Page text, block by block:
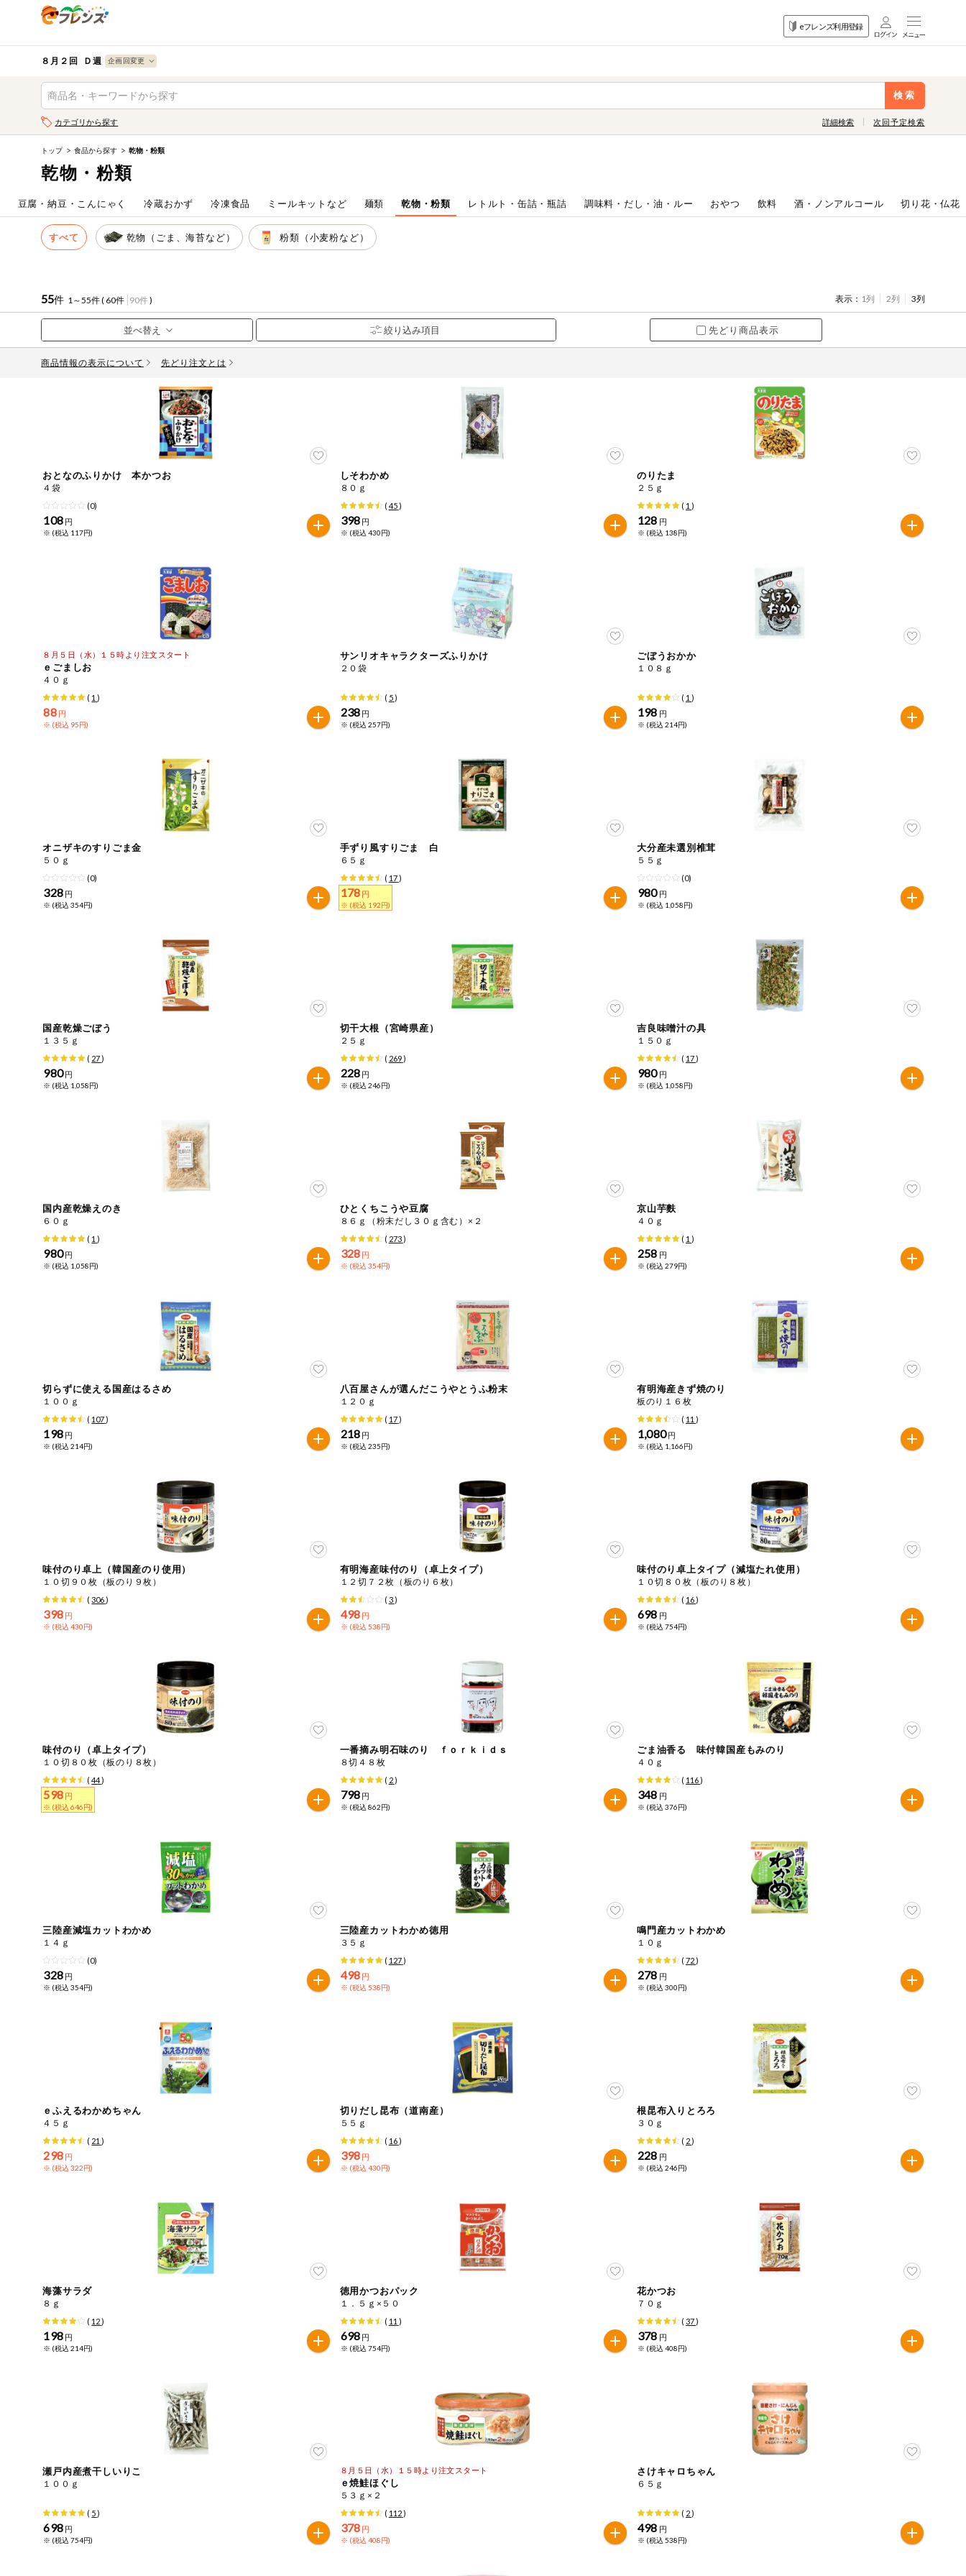
eフレンズ利用登録
ログイン
生協加入はこちら
登録から開始まで
注文番号注文
お気に入り注文
注文履歴注文
人気カテゴリ
食品から探す
自動注文システム登録
自動注文システム登録を修正する
くらしの定番品（毎週企画）
専門ショップサイト
パルコープ・よどがわ生協のサービス
パルコープ・よどがわ生協の情報サイト
アプリのダウンロード
PC版サイトを表示
８月２回 Ｄ週
検索
果物
肉・ハム・ソ
ーセージ
魚介・加工品
米・雑穀など
パン・ジャム
豆腐・納豆・
こんにゃく
麺類
おやつ
飲料
衛生・生理用
キッチン用品
コスメ＆ボデ
ィケア
ベビー
先着限定企画
スマート・ワ
ン注文
今週の新登場
よりどりでお
トク
かんたん調理
ミールキット
オーガニック
ベビー・キッ
ズ関連
健康志向食品
推しコープ
果物すべて
カテゴリから探す 詳細検索
検索条件を指定してください。全項目に条件を指定しなくても検索できます。
キーワード
キーワードをすべて含む
いずれかのキーワードを含む
メーカー名
カテゴリ
特定原材料と特定原材料に準ずるものが含まれていない商品を検索できます。
特定原材料
小麦 落花生 えび
あわび カシューナッツ ごま
ゼラチン マカダミアナッツ もも
アレルゲン情報は、商品企画時の情報のため、ご使用前には必ず商品パッケージの表示をご確認ください。
特定原材料に準ずるものは、お取引先から情報提供のあった範囲でのお知らせです。
次回予定検索
トップ 食品から探す 乾物・粉類
乾物・粉類
豆腐・納豆・こんにゃく 冷蔵おかず 冷凍食品 ミールキットなど 麺類 乾物・粉類 レトルト・缶詰・瓶詰 調味料・だし・油・ルー おやつ 飲料 酒・ノンアルコール 切り花・仏花
すべて 乾物（ごま、海苔など） 粉類（小麦粉など）
55件 1～55件 ( 60件 90件) 表示： 1列 2列 3列
先どり商品表示
商品情報の表示について 先どり注文とは
おとなのふりかけ 本かつお
４袋
(0)
108 円
※ (税込 117円)
しそわかめ
８０ｇ
( 45)
398 円
※ (税込 430円)
のりたま
２５ｇ
( 1 )
128 円
※ (税込 138円)
８月５日（水）１５時より注文スタート
ｅごましお
４０ｇ
( 1 )
88 円
※ (税込 95円)
サンリオキャラクターズふりかけ
２０袋
( 5)
238 円
※ (税込 257円)
ごぼうおかか
１０８ｇ
( 1 )
198 円
※ (税込 214円)
オニザキのすりごま金
５０ｇ
(0)
328 円
※ (税込 354円)
手ずり風すりごま 白
６５ｇ
( 17)
178 円
※ (税込 192円)
大分産未選別椎茸
５５ｇ
(0)
980 円
※ (税込 1,058円)
国産乾燥ごぼう
１３５ｇ
( 27)
980 円
※ (税込 1,058円)
切干大根（宮崎県産）
２５ｇ
( 269)
228 円
※ (税込 246円)
吉良味噌汁の具
１５０ｇ
( 17)
980 円
※ (税込 1,058円)
国内産乾燥えのき
６０ｇ
( 1 )
980 円
※ (税込 1,058円)
ひとくちこうや豆腐
８６ｇ（粉末だし３０ｇ含む）×２
( 273)
328 円
※ (税込 354円)
京山芋麩
４０ｇ
( 1 )
258 円
※ (税込 279円)
切らずに使える国産はるさめ
１００ｇ
( 107)
198 円
※ (税込 214円)
八百屋さんが選んだこうやとうふ粉末
１２０ｇ
( 17)
218 円
※ (税込 235円)
有明海産きず焼のり
板のり１６枚
( 11 )
1,080 円
※ (税込 1,166円)
味付のり卓上（韓国産のり使用）
１０切９０枚（板のり９枚）
(306)
398 円
※ (税込 430円)
有明海産味付のり（卓上タイプ）
１２切７２枚（板のり６枚）
( 3)
498 円
※ (税込 538円)
味付のり卓上タイプ（減塩たれ使用）
１０切８０枚（板のり８枚）
( 16)
698 円
※ (税込 754円)
味付のり（卓上タイプ）
１０切８０枚（板のり８枚）
(44)
598 円
※ (税込 646円)
一番摘み明石味のり ｆｏｒｋｉｄｓ
８切４８枚
( 2)
798 円
※ (税込 862円)
ごま油香る 味付韓国産もみのり
４０ｇ
( 116)
348 円
※ (税込 376円)
三陸産減塩カットわかめ
１４ｇ
(0)
328 円
※ (税込 354円)
三陸産カットわかめ徳用
３５ｇ
( 127)
498 円
※ (税込 538円)
鳴門産カットわかめ
１０ｇ
(72)
278 円
※ (税込 300円)
ｅふえるわかめちゃん
４５ｇ
( 21 )
298 円
※ (税込 322円)
切りだし昆布（道南産）
５５ｇ
( 16)
398 円
※ (税込 430円)
根昆布入りとろろ
３０ｇ
( 2)
228 円
※ (税込 246円)
海藻サラダ
８ｇ
( 12)
198 円
※ (税込 214円)
徳用かつおパック
１．５ｇ×５０
( 11 )
698 円
※ (税込 754円)
花かつお
７０ｇ
(37)
378 円
※ (税込 408円)
瀬戸内産煮干しいりこ
１００ｇ
( 5)
698 円
※ (税込 754円)
８月５日（水）１５時より注文スタート
ｅ焼鮭ほぐし
５３ｇ×２
( 112)
378 円
※ (税込 408円)
さけキャロちゃん
６５ｇ
( 2)
498 円
※ (税込 538円)